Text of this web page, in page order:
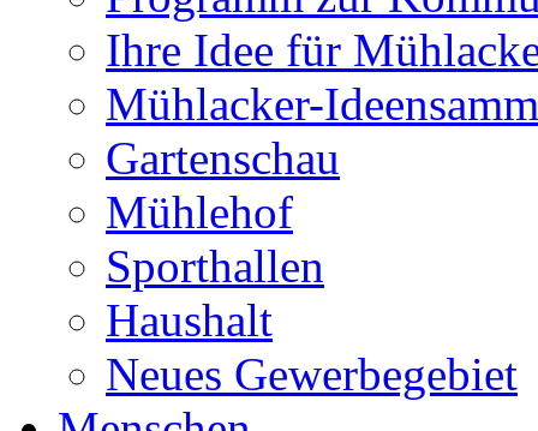
Ihre Idee für
Mühlacker-
Gartenschau
Mühlehof
Sporthallen
Haushalt
Neues Gewerbegebiet